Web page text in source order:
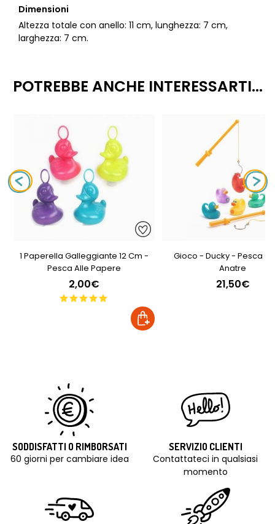
Dimensioni
Altezza totale con anello: 11 cm, lunghezza: 7 cm,
larghezza: 7 cm.
POTREBBE ANCHE INTERESSARTI...
1 Paperella Galleggiante 12 Cm -
Pesca Alle Papere
2,00€
Gioco - Ducky - Pesca
Anatre
21,50€
SODDISFATTI O RIMBORSATI
60 giorni per cambiare idea
SERVIZIO CLIENTI
Contattateci in qualsiasi
momento